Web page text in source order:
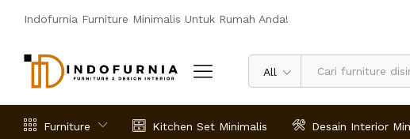
Indofurnia Furniture Minimalis Untuk Rumah Anda!
All
Furniture Kitchen Set Minimalis Desain Interior